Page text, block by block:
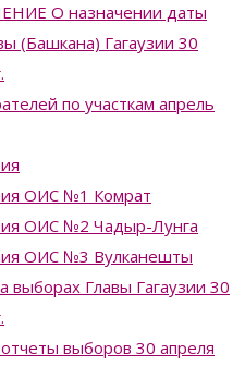
О назначении даты
(Башкана) Гагаузии 30
по участкам апрель
ОИС №1 Комрат
ОИС №2 Чадыр-Лунга
ОИС №3 Вулканешты
выборах Главы Гагаузии 30
выборов 30 апреля